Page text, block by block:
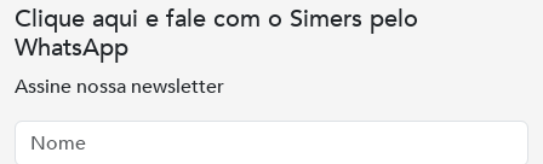
Clique aqui e fale com o Simers pelo
WhatsApp
Assine nossa newsletter
Nome
Email